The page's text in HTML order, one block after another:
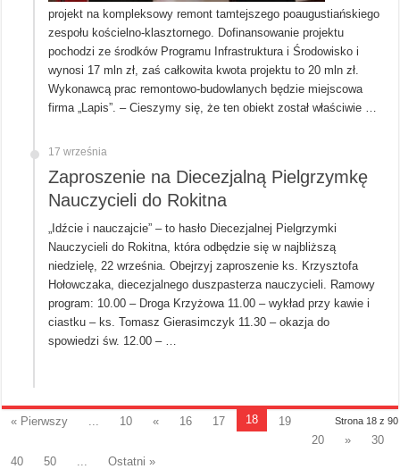
projekt na kompleksowy remont tamtejszego poaugustiańskiego
zespołu kościelno-klasztornego. Dofinansowanie projektu
pochodzi ze środków Programu Infrastruktura i Środowisko i
wynosi 17 mln zł, zaś całkowita kwota projektu to 20 mln zł.
Wykonawcą prac remontowo-budowlanych będzie miejscowa
firma „Lapis”. – Cieszymy się, że ten obiekt został właściwie …
17 września
Zaproszenie na Diecezjalną Pielgrzymkę
Nauczycieli do Rokitna
„Idźcie i nauczajcie” – to hasło Diecezjalnej Pielgrzymki
Nauczycieli do Rokitna, która odbędzie się w najbliższą
niedzielę, 22 września. Obejrzyj zaproszenie ks. Krzysztofa
Hołowczaka, diecezjalnego duszpasterza nauczycieli. Ramowy
program: 10.00 – Droga Krzyżowa 11.00 – wykład przy kawie i
ciastku – ks. Tomasz Gierasimczyk 11.30 – okazja do
spowiedzi św. 12.00 – …
Strona 18 z 90
« Pierwszy 10 « 16 17 18
19
20
»
30
40
50 Ostatni »